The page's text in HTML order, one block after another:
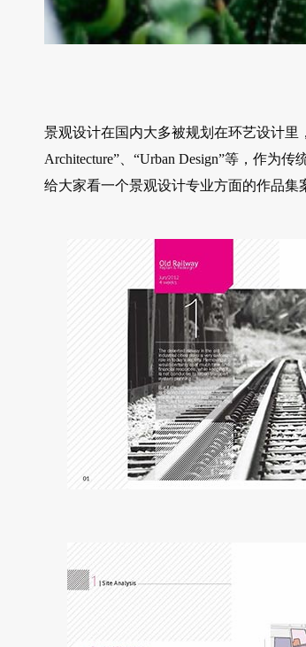
景观设计在国内大多被规划在环艺设计里
Architecture”、“Urban Design”等，作为
给大家看一个景观设计专业方面的作品集